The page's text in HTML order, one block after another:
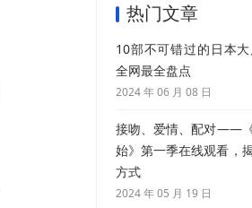
热门文章
10部不可错过的日本大
全网最全盘点
2024 年 06 月 08 日
接吻、爱情、配对——
始》第一季在线观看，
方式
2024 年 05 月 19 日